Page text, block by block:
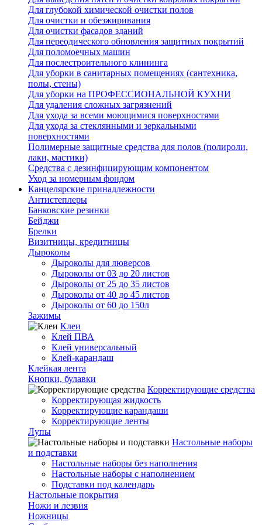
Для глубокой химической очистки полов
Для очистки и обезжиривания
Для очистки фасадов зданий
Для переодического обновления защитных покрытий
Для поломоечных машин
Для послестроительного клининга
Для уборки в санитарных помещениях (сантехника,
полы, стены)
Для уборки на ПРОФЕССИОНАЛЬНОЙ КУХНИ
Для удаления сложных загрязнений
Для ухода за всеми моющимися поверхностями
Для ухода за стеклянными и зеркальными
поверхностями
Полимерные защитные средства для полов (полироли,
лаки, мастики)
Средства с дезинфицирующим компонентом
Уход за номерным фондом
Канцелярские принадлежности
Антистеплеры
Банковские резинки
Бейджи
Брелки
Визитницы, кредитницы
Дыроколы
Дыроколы для люверсов
Дыроколы от 03 до 20 листов
Дыроколы от 25 до 35 листов
Дыроколы от 40 до 45 листов
Дыроколы от 60 до 150л
Зажимы
Клеи
Клей ПВА
Клей универсальный
Клей-карандаш
Клейкая лента
Кнопки, булавки
Корректирующие средства
Корректирующая жидкость
Корректирующие карандаши
Корректирующие ленты
Лупы
Настольные наборы
и подставки
Настольные наборы без наполнения
Настольные наборы с наполнением
Подставки под календарь
Настольные покрытия
Ножи и лезвия
Ножницы